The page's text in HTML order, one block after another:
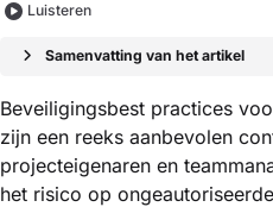
Luisteren
Samenvatting van het artikel
Beveiligingsbest practices
zijn een reeks aanbevolen
projecteigenaren en
het risico op